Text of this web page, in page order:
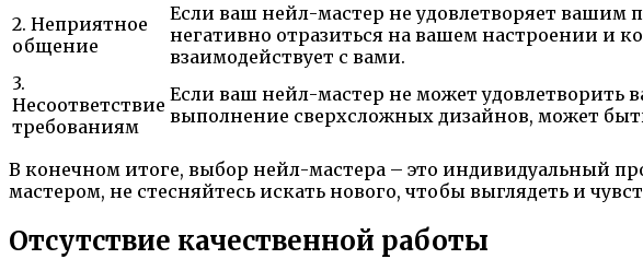
2. Неприятное
общение
Если ваш нейл-мастер не удовлетворяет вашим
негативно отразиться на вашем настроении и
взаимодействует с вами.
3.
Несоответствие
требованиям
Если ваш нейл-мастер не может удовлетворить
выполнение сверхсложных дизайнов, может
В конечном итоге, выбор нейл-мастера – это индивидуальный
мастером, не стесняйтесь искать нового, чтобы выглядеть и
Отсутствие качественной работы